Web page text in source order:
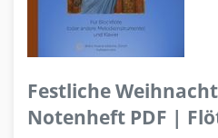
Festliche
Notenheft PDF |